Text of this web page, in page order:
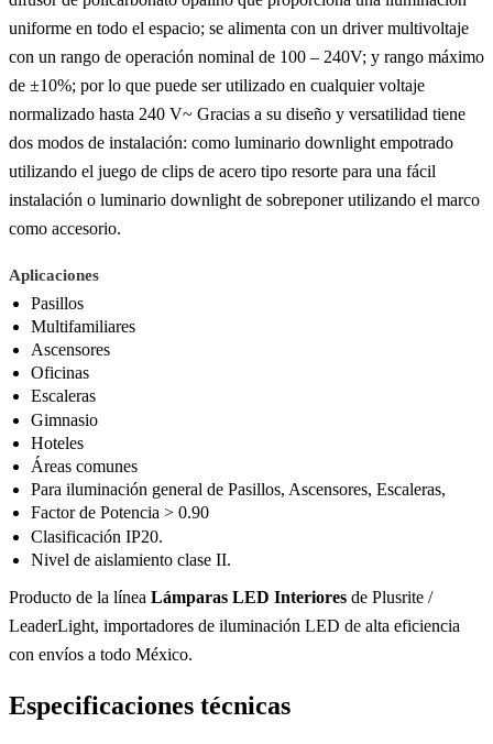
uniforme en todo el espacio; se alimenta con un driver multivoltaje
con un rango de operación nominal de 100 – 240V; y rango máximo
de ±10%; por lo que puede ser utilizado en cualquier voltaje
normalizado hasta 240 V~ Gracias a su diseño y versatilidad tiene
dos modos de instalación: como luminario downlight empotrado
utilizando el juego de clips de acero tipo resorte para una fácil
instalación o luminario downlight de sobreponer utilizando el marco
como accesorio.
Aplicaciones
Pasillos
Multifamiliares
Ascensores
Oficinas
Escaleras
Gimnasio
Hoteles
Áreas comunes
Para iluminación general de Pasillos, Ascensores, Escaleras,
Factor de Potencia > 0.90
Clasificación IP20.
Nivel de aislamiento clase II.
Producto de la línea Lámparas LED Interiores de Plusrite /
LeaderLight, importadores de iluminación LED de alta eficiencia
con envíos a todo México.
Especificaciones técnicas